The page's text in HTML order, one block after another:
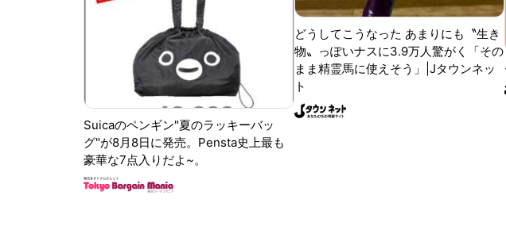
Suicaのペンギン"夏のラッキーバッ
グ"が8月8日に発売。Pensta史上最も
豪華な7点入りだよ~。
どうしてこうなった あまりにも〝生き
物〟っぽいナスに3.9万人驚がく「その
まま精霊馬に使えそう」|Jタウンネッ
ト